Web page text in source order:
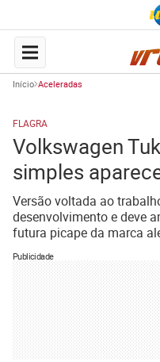
Início Aceleradas
FLAGRA
Volkswagen
simples
Versão voltada ao
desenvolvimento e deve
futura picape da marca
Publicidade